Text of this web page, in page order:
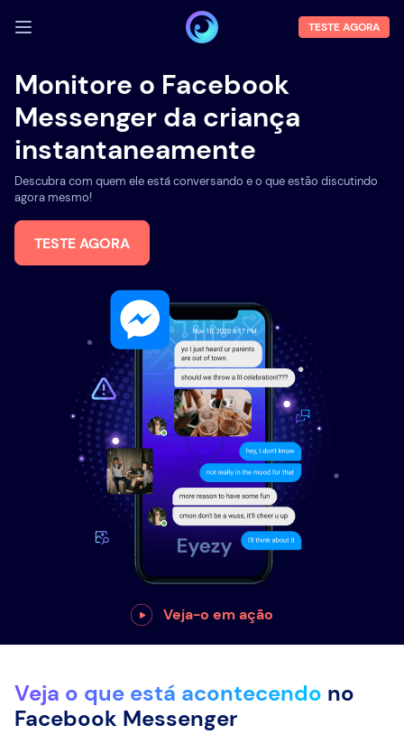
FAZER LOGIN
Demo
Funções
Sobre Nós
Blog
TESTE AGORA
Monitore o Facebook
Messenger da criança
instantaneamente
Descubra com quem ele está conversando e o que estão discutindo
agora mesmo!
TESTE AGORA
Veja-o em ação
Veja o que está acontecendo no
Facebook Messenger